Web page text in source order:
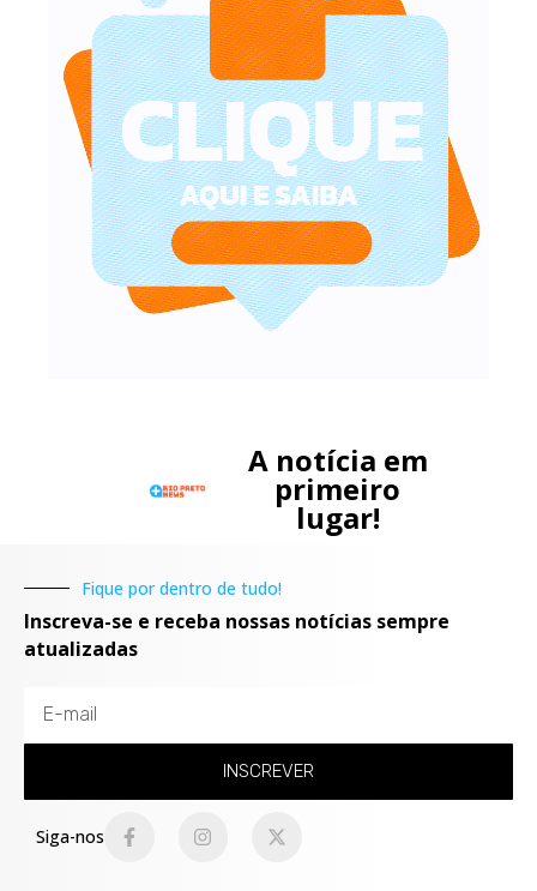
A notícia em
primeiro
lugar!
Fique por dentro de tudo!
Inscreva-se e receba nossas notícias sempre
atualizadas
INSCREVER
Siga-nos